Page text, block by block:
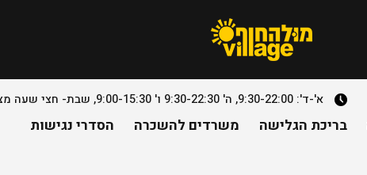
בריכת הגלישה משרדים להשכרה הסדרי נגישות
א'-ד': 9:30-22:00, ה' 9:30-22:30 ו' 9:00-15:30, שבת- חצי שעה מצאת השבת עד 23:00. למעט יוחננוף